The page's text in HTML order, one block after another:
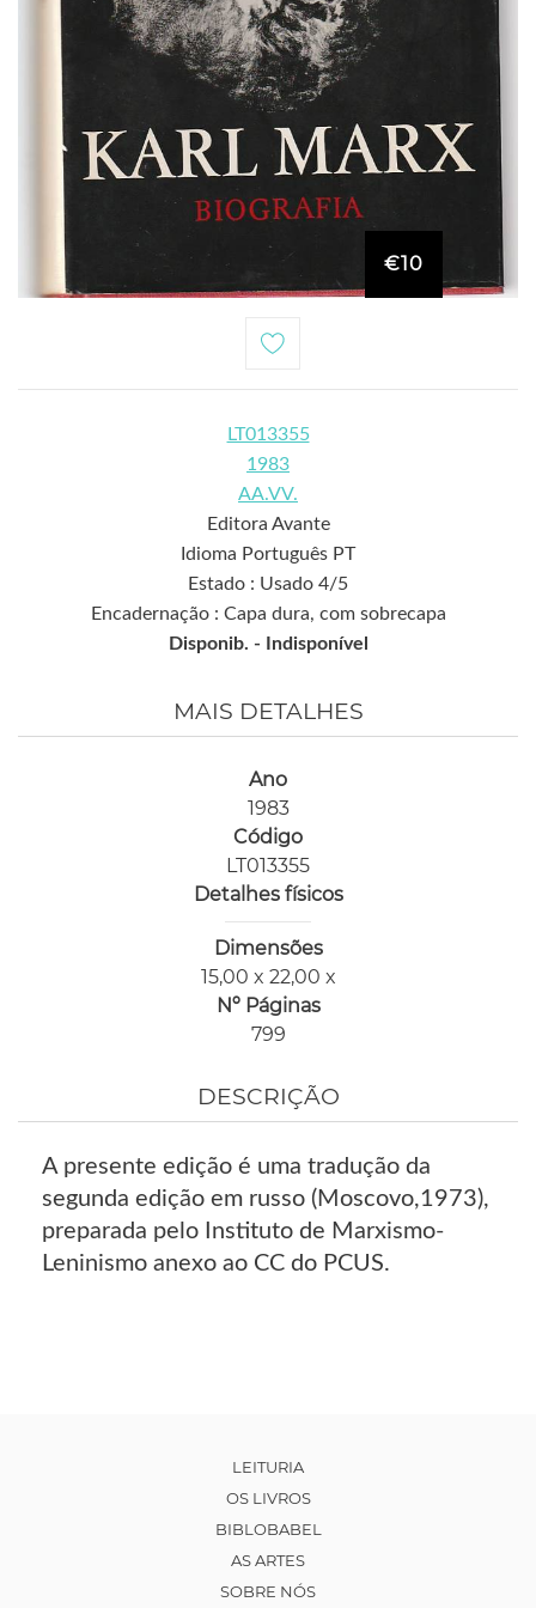
€10
LT013355
1983
AA.VV.
Editora Avante
Idioma Português PT
Estado : Usado 4/5
Encadernação : Capa dura, com sobrecapa
Disponib. -
Indisponível
MAIS DETALHES
Ano
1983
Código
LT013355
Detalhes físicos
Dimensões
15,00 x 22,00 x
Nº Páginas
799
DESCRIÇÃO
A presente edição é uma tradução da
segunda edição em russo (Moscovo,1973),
preparada pelo Instituto de Marxismo-
Leninismo anexo ao CC do PCUS.
LEITURIA
OS LIVROS
BIBLOBABEL
AS ARTES
SOBRE NÓS